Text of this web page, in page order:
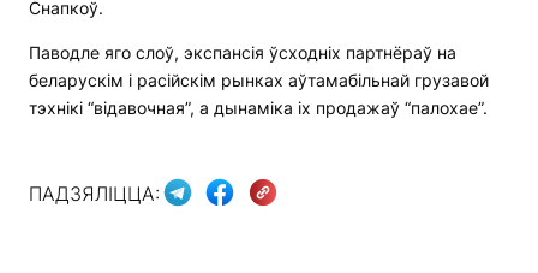
Снапкоў.
Паводле яго слоў, экспансія ўсходніх партнёраў на
беларускім і расійскім рынках аўтамабільнай грузавой
тэхнікі “відавочная”, а дынаміка іх продажаў “палохае”.
ПАДЗЯЛІЦЦА: